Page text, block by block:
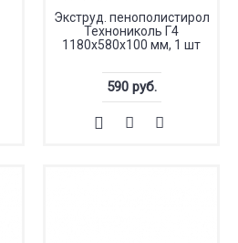
Экструд. пенополистирол
Технониколь Г4
1180х580х100 мм, 1 шт
590 руб.